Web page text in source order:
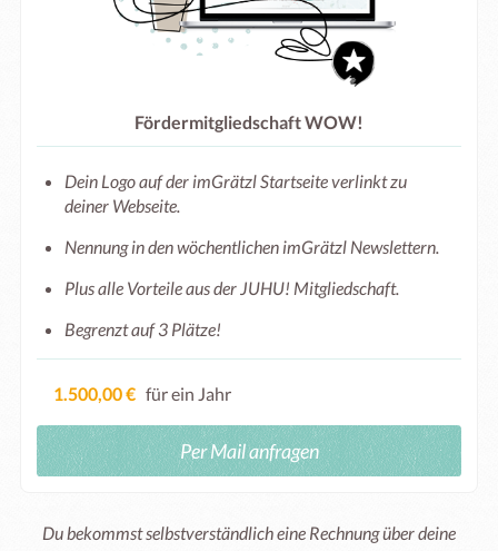
Fördermitgliedschaft WOW!
Dein Logo auf der imGrätzl Startseite verlinkt zu
deiner Webseite.
Nennung in den wöchentlichen imGrätzl Newslettern.
Plus alle Vorteile aus der JUHU! Mitgliedschaft.
Begrenzt auf 3 Plätze!
1.500,00 € für ein Jahr
Per Mail anfragen
Du bekommst selbstverständlich eine Rechnung über deine